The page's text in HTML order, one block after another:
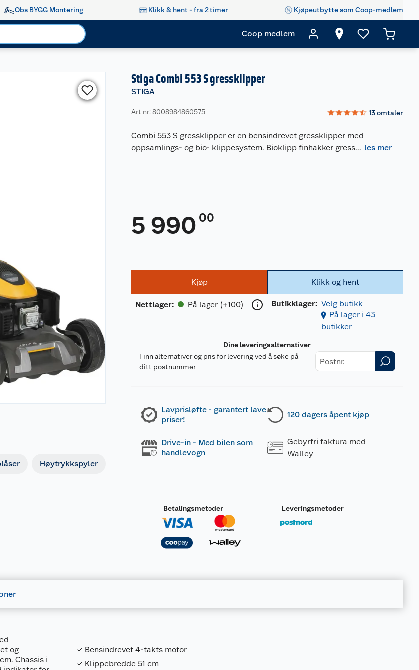
Obs BYGG Montering Klikk & hent - fra 2 timer Kjøpeutbytte som Coop-medlem
Coop medlem
Høytrykkspyler
Stiga Combi 553 S gressklipper
STIGA
Art nr: 8008984860575 ☆☆☆☆☆ 13omtaler
Combi 553 S gressklipper er en bensindrevet gressklipper med
oppsamlings- og bio- klippesystem. Bioklipp finhakker gress... les mer
5 990 00
Kjøp
Nettlager: På lager (+100)
Klikk og hent
Butikklager: Velg butikk
På lager i 43
butikker
Dine leveringsalternativer
Finn alternativer og pris for levering ved å søke på
ditt postnummer
Lavprisløfte - garantert lave
priser!
120 dagers åpent kjøp
Drive-in - Med bilen som
handlevogn
Gebyrfri faktura med
Walley
Betalingsmetoder Leveringsmetoder
og
Chassis i
Bensindrevet 4-takts motor
Klippebredde 51 cm